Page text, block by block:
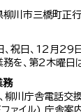
川市三橋町正
祝日、12月29
を、第2木曜日
務
川庁舎電話交
ァイル)庁舎案内